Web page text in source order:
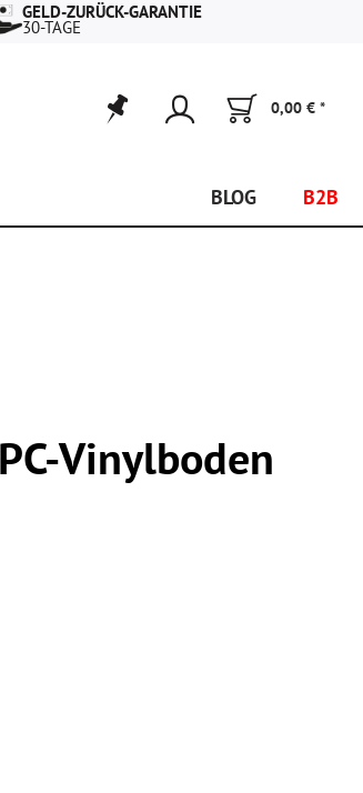
GELD-ZURÜCK-GARANTIE
30-TAGE
0,00 € *
BLOG B2B
Vinylboden